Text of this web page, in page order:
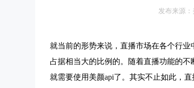
发布来源
就当前的形势来说，直播市场在各个行
占据相当大的比例的。随着直播功能的
就需要使用美颜api了。其实不止如此，